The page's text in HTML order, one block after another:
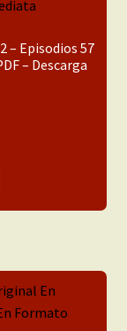
– Episodios 57
– Descarga